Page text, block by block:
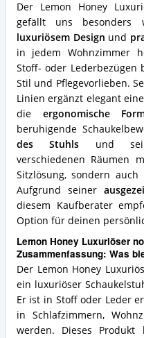
Der Lemon Honey
gefällt uns besonders
luxuriösem Design und
in jedem Wohnzimmer
Stoff- oder Lederbezügen
Stil und Pflegevorlieben.
Linien ergänzt elegant
die ergonomische
beruhigende
des Stuhls und
verschiedenen Räumen
Sitzlösung, sondern
Aufgrund seiner
diesem Kaufberater
Option für deinen
Lemon Honey Luxuriöser
Zusammenfassung: Was
Der Lemon Honey
ein luxuriöser
Er ist in Stoff oder Leder
in Schlafzimmern,
werden. Dieses
Was
spricht
für
diesen
Schaukelstuhl?